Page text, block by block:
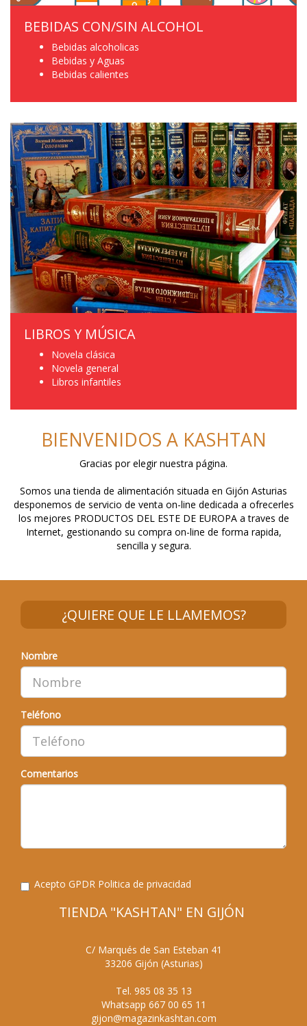
BEBIDAS CON/SIN ALCOHOL
Bebidas alcoholicas
Bebidas y Aguas
Bebidas calientes
LIBROS Y MÚSICA
Novela clásica
Novela general
Libros infantiles
BIENVENIDOS A KASHTAN
Gracias por elegir nuestra página.
Somos una tienda de alimentación situada en Gijón Asturias
desponemos de servicio de venta on-line dedicada a ofrecerles
los mejores PRODUCTOS DEL ESTE DE EUROPA a traves de
Internet, gestionando su compra on-line de forma rapida,
sencilla y segura.
Nombre
Teléfono
Comentarios
Acepto GPDR Politica de privacidad
TIENDA "KASHTAN" EN GIJÓN
C/ Marqués de San Esteban 41
33206 Gijón (Asturias)
Tel. 985 08 35 13
Whatsapp 667 00 65 11
gijon@magazinkashtan.com